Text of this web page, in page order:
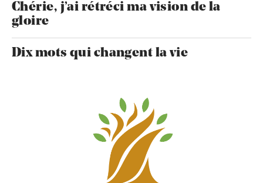
Chérie, j’ai rétréci ma vision de la
gloire
Dix mots qui changent la vie